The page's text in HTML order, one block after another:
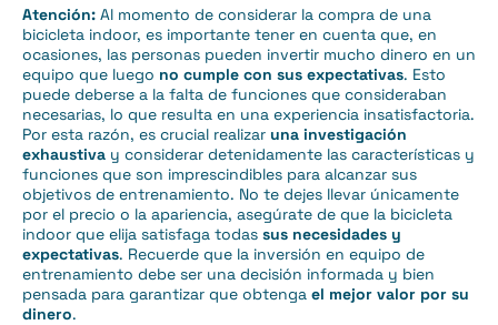
Atención: Al momento de considerar la compra de una
bicicleta indoor, es importante tener en cuenta que, en
ocasiones, las personas pueden invertir mucho dinero en un
equipo que luego no cumple con sus expectativas. Esto
puede deberse a la falta de funciones que consideraban
necesarias, lo que resulta en una experiencia insatisfactoria.
Por esta razón, es crucial realizar una investigación
exhaustiva y considerar detenidamente las características y
funciones que son imprescindibles para alcanzar sus
objetivos de entrenamiento. No te dejes llevar únicamente
por el precio o la apariencia, asegúrate de que la bicicleta
indoor que elija satisfaga todas sus necesidades y
expectativas. Recuerde que la inversión en equipo de
entrenamiento debe ser una decisión informada y bien
pensada para garantizar que obtenga el mejor valor por su
dinero.